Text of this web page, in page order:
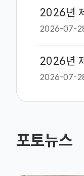
2026년
2026-07-
2026-07-
포토뉴스